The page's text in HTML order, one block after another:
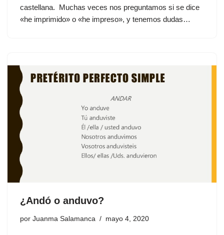
castellana. Muchas veces nos preguntamos si se dice
«he imprimido» o «he impreso», y tenemos dudas…
¿Andó o anduvo?
por Juanma Salamanca mayo 4, 2020